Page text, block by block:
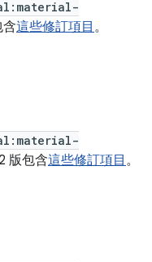
含這些修訂項目 。
版包含這些修訂項目 。